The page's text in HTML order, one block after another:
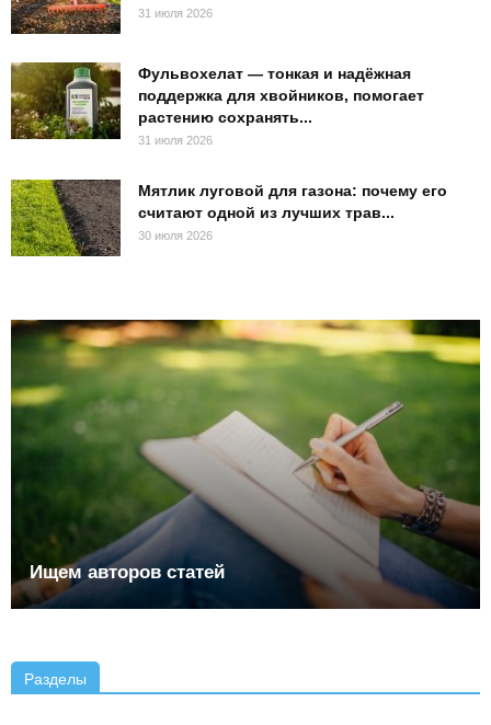
31 июля 2026
Фульвохелат — тонкая и надёжная
поддержка для хвойников, помогает
растению сохранять...
31 июля 2026
Мятлик луговой для газона: почему его
считают одной из лучших трав...
30 июля 2026
Ищем авторов статей
Разделы